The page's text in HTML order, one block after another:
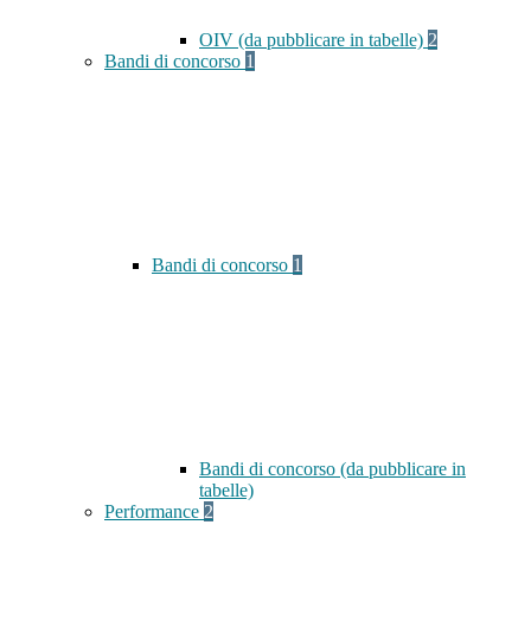
OIV (da pubblicare in tabelle) 2
Bandi di concorso 1
Bandi di concorso 1
Bandi di concorso (da pubblicare in
tabelle)
Performance 2